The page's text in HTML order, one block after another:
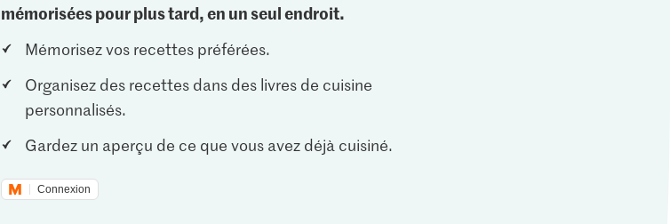
mémorisées pour plus tard, en un seul endroit.
Mémorisez vos recettes préférées.
Organisez des recettes dans des livres de cuisine
personnalisés.
Gardez un aperçu de ce que vous avez déjà cuisiné.
Connexion